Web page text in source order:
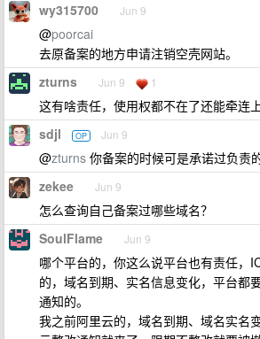
wy315700 Jun 9
@poorcai
去原备案的地方申请注销空壳网站。
zturns Jun 9 1
这有啥责任，使用权都不在了还能牵连
sdjl OP Jun 9
@zturns 你备案的时候可是承诺过负责
zekee Jun 9
怎么查询自己备案过哪些域名？
SoulFlame Jun 9
哪个平台的，你这么说平台也有责任，
的，域名到期、实名信息变化，平台都
通知的。
我之前阿里云的，域名到期、域名实名